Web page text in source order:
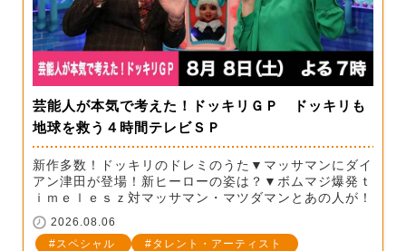
芸能人が本気で考えた！ドッキリＧＰ ドッキリも
地球を救う４時間テレビＳＰ
新作多数！ドッキリのドレミのうた▼マッサマンにダイ
アン津田が登場！新ヒーローの姿は？▼ボムマジ爆発ｔ
ｉｍｅｌｅｓｚ対マッサマン・マツダマンとあの人が！
2026.08.06
スペシャル
タレント・アーティスト